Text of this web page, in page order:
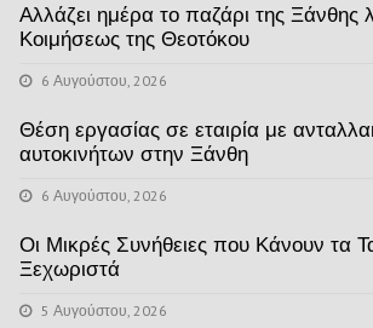
Αλλάζει ημέρα το παζάρι της Ξάνθης
Κοιμήσεως της Θεοτόκου
6 Αυγούστου, 2026
Θέση εργασίας σε εταιρία με
αυτοκινήτων στην Ξάνθη
6 Αυγούστου, 2026
Οι Μικρές Συνήθειες που Κάνουν τα
Ξεχωριστά
5 Αυγούστου, 2026